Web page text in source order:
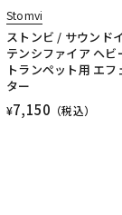
Stomvi
ストンビ / サウンド
テンシファイア ヘビ
トランペット用 エフ
ター
¥7,150 （税込）